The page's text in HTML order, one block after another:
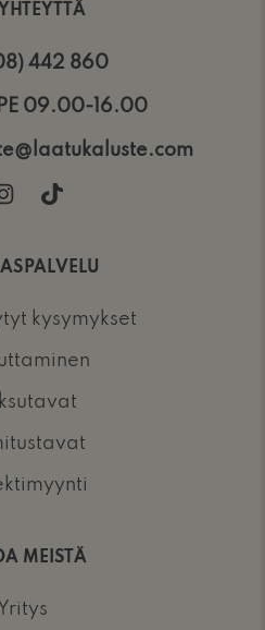
442 860
09.00-16.00
kysymykset
MEISTÄ
Yritys